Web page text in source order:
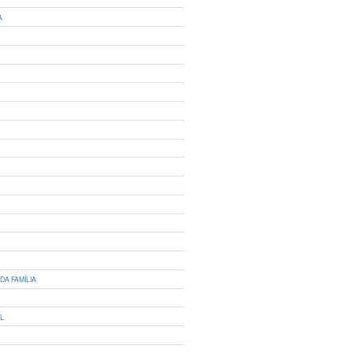
FAMÍLIA